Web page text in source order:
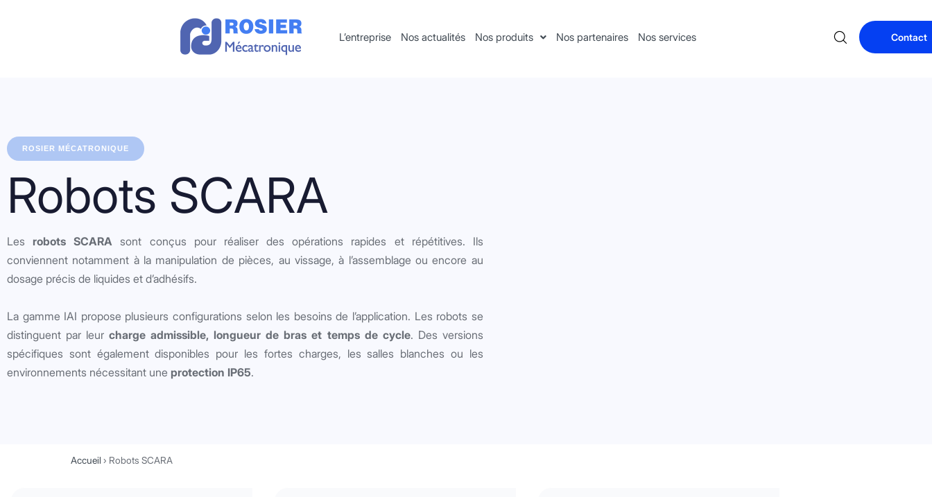
L’entreprise Nos actualités Nos produits Nos partenaires Nos services Contact
ROSIER MÉCATRONIQUE
Robots SCARA
Les robots SCARA sont conçus pour réaliser des opérations rapides et répétitives. Ils
conviennent notamment à la manipulation de pièces, au vissage, à l’assemblage ou encore au
dosage précis de liquides et d’adhésifs.
La gamme IAI propose plusieurs configurations selon les besoins de l’application. Les robots se
distinguent par leurcharge admissible, longueur de bras et temps de cycle. Des versions
spécifiques sont également disponibles pour les fortes charges, les salles blanches ou les
environnements nécessitant une protection IP65.
Accueil › Robots SCARA